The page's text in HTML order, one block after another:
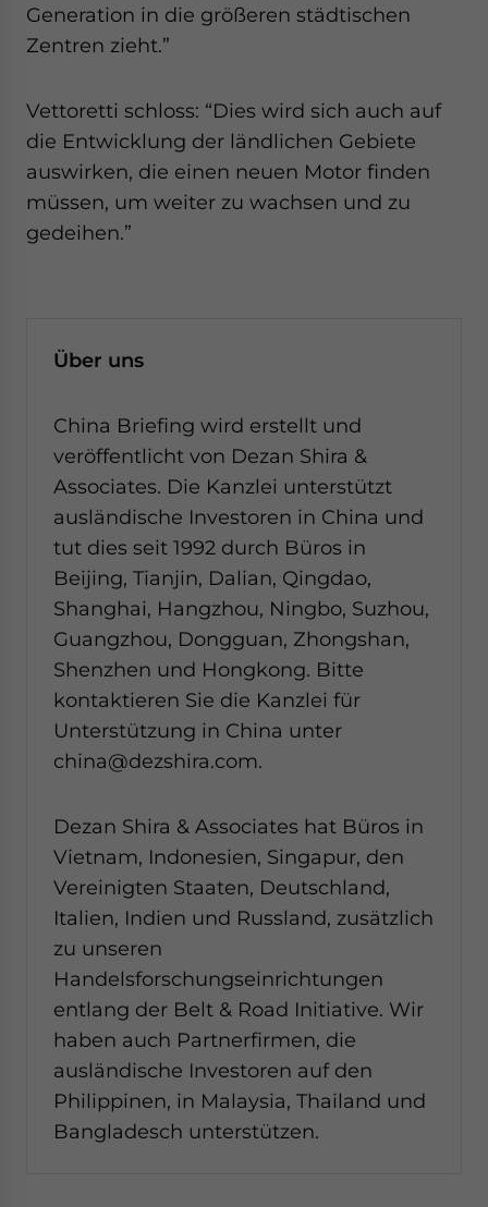
Generation in die größeren städtischen
Zentren zieht.”
Vettoretti schloss: “Dies wird sich auch auf
die Entwicklung der ländlichen Gebiete
auswirken, die einen neuen Motor finden
müssen, um weiter zu wachsen und zu
gedeihen.”
Über uns
China Briefing wird erstellt und
veröffentlicht von Dezan Shira &
Associates. Die Kanzlei unterstützt
ausländische Investoren in China und
tut dies seit 1992 durch Büros in
Beijing, Tianjin, Dalian, Qingdao,
Shanghai, Hangzhou, Ningbo, Suzhou,
Guangzhou, Dongguan, Zhongshan,
Shenzhen und Hongkong. Bitte
kontaktieren Sie die Kanzlei für
Unterstützung in China unter
china@dezshira.com.
Dezan Shira & Associates hat Büros in
Vietnam, Indonesien, Singapur, den
Vereinigten Staaten, Deutschland,
Italien, Indien und Russland, zusätzlich
zu unseren
Handelsforschungseinrichtungen
entlang der Belt & Road Initiative. Wir
haben auch Partnerfirmen, die
ausländische Investoren auf den
Philippinen, in Malaysia, Thailand und
Bangladesch unterstützen.